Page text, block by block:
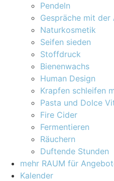
Pendeln
Gespräche mit der
Naturkosmetik
Seifen sieden
Stoffdruck
Bienenwachs
Human Design
Krapfen schleifen
Pasta und Dolce
Fire Cider
Fermentieren
Räuchern
Duftende Stunden
mehr RAUM für
Kalender